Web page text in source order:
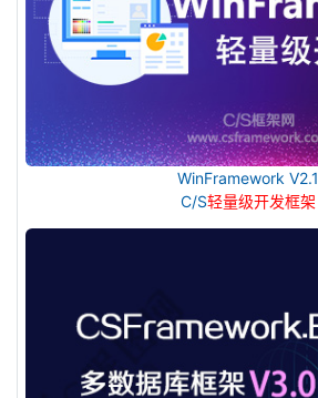
WinFramework V2.1
C/S轻量级开发框架